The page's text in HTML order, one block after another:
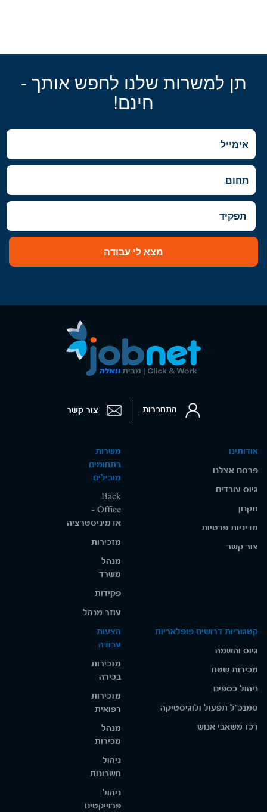
תן למשרות שלנו לחפש אותך -
חינם!
מצא לי עבודה
אודותינו
פרסם אצלנו
גיוס עובדים
תקנון
מדיניות פרטיות
צור קשר
משרות
בתחומים
מובילים
Back
Office -
אדמיניסטרציה
מזכירות
מנהל
משרד
פקידות
עוזר מנהל
קטגוריות דרושים פופלאריות
גיוס והשמה
מכירות שטח
ניהול כספים
סמנכ"ל תפעול ולוגיסטיקה
רכז משאבי אנוש
הצעות
עבודה
מזכירות
בכירה
מזכירות
רפואית
מנהל
מכירות
ניהול
חשבונות
ניהול
פרוייקטים